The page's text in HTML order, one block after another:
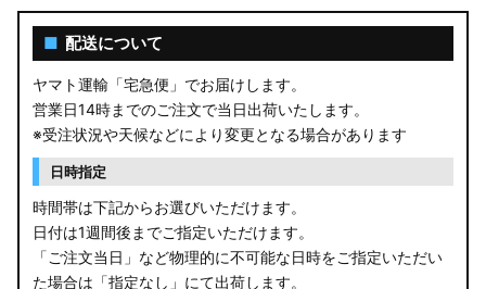
AGL10W RX450h
USF/UVF4# LS600h
JF5/6 N-BOX カスタム
MK94S/MK54S スペーシア / カスタム
ZCEDS/ZDEDS/ZCDDS/ZDDDS スイフト
AZSH36W/AZSH37W クラウンスポーツ
■ 配送について
ヤマト運輸「宅急便」でお届けします。
営業日14時までのご注文で当日出荷いたします。
※受注状況や天候などにより変更となる場合があります
日時指定
時間帯は下記からお選びいただけます。
日付は1週間後までご指定いただけます。
「ご注文当日」など物理的に不可能な日時をご指定いただい
た場合は「指定なし」にて出荷します。